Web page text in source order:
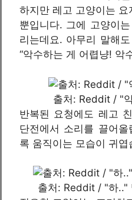
하지만 레고 고양이는
뿐입니다. 그에 고양이는
리는데요. 아무리 말해
“악수하는 게 어렵냥! 악
출처: Reddit / "
반복된 요청에도 레고
단전에서 소리를 끌어
록 움직이는 모습이 귀엽
출처: Reddit / "하.."